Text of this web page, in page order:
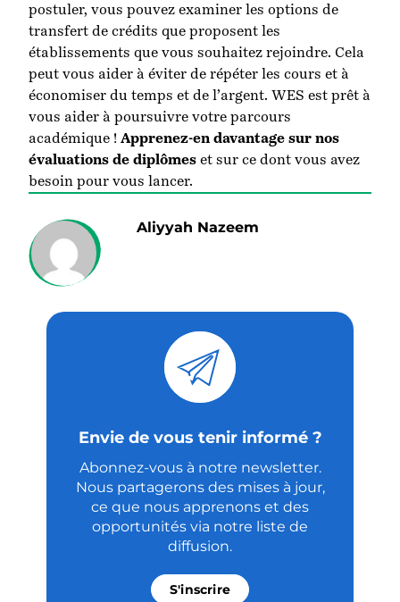
postuler, vous pouvez examiner les options de
transfert de crédits que proposent les
établissements que vous souhaitez rejoindre. Cela
peut vous aider à éviter de répéter les cours et à
économiser du temps et de l’argent. WES est prêt à
vous aider à poursuivre votre parcours
académique ! Apprenez-en davantage sur nos
évaluations de diplômes et sur ce dont vous avez
besoin pour vous lancer.
Aliyyah Nazeem
Envie de vous tenir informé ?
Abonnez-vous à notre newsletter.
Nous partagerons des mises à jour,
ce que nous apprenons et des
opportunités via notre liste de
diffusion.
S'inscrire